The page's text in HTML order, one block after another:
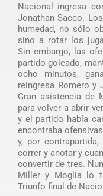
Nacional ingresa
Jonathan Sacco.
humedad, no sólo
sino a rotar los
Sin embargo, las
partido goleado,
ocho minutos,
reingresa Romero y
Gran asistencia de
para volver a abrir
y el partido había
encontraba
y, por
correr y anotar y
convertir de tres.
Miller y Moglia lo
Triunfo final de